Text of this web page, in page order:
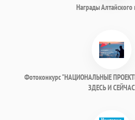
Награды Алтайского
Фотоконкурс "НАЦИОНАЛЬНЫЕ
ЗДЕСЬ И СЕЙЧАС